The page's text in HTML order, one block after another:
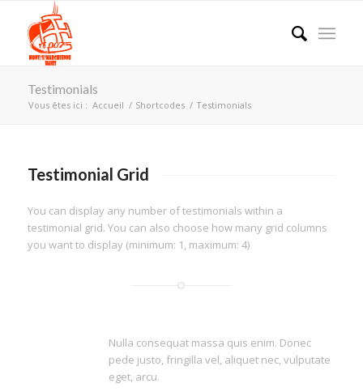
Testimonials
Vous êtes ici : Accueil / Shortcodes / Testimonials
Testimonial Grid
You can display any number of testimonials within a
testimonial grid. You can also choose how many grid columns
you want to display (minimum: 1, maximum: 4)
Nulla consequat massa quis enim. Donec
pede justo, fringilla vel, aliquet nec, vulputate
eget, arcu.